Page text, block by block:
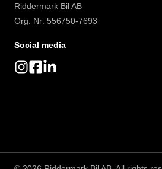
Riddermark Bil AB
Org. Nr: 556750-7693
Social media